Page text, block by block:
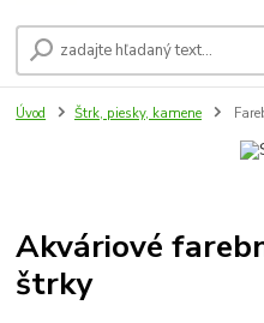
Úvod Štrk, piesky, kamene
Akváriové
štrky